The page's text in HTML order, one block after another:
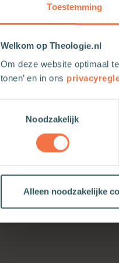
Toestemming
Welkom op Theologie.nl
Om deze website optimaal
tonen’ en in ons
Noodzakelijk
Alleen noodzakelijke